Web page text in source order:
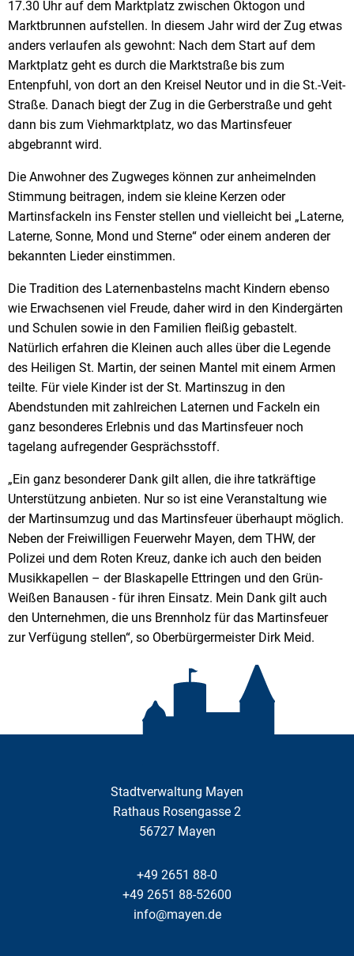
17.30 Uhr auf dem Marktplatz zwischen Oktogon und
Marktbrunnen aufstellen. In diesem Jahr wird der Zug etwas
anders verlaufen als gewohnt: Nach dem Start auf dem
Marktplatz geht es durch die Marktstraße bis zum
Entenpfuhl, von dort an den Kreisel Neutor und in die St.-Veit-
Straße. Danach biegt der Zug in die Gerberstraße und geht
dann bis zum Viehmarktplatz, wo das Martinsfeuer
abgebrannt wird.
Die Anwohner des Zugweges können zur anheimelnden
Stimmung beitragen, indem sie kleine Kerzen oder
Martinsfackeln ins Fenster stellen und vielleicht bei „Laterne,
Laterne, Sonne, Mond und Sterne“ oder einem anderen der
bekannten Lieder einstimmen.
Die Tradition des Laternenbastelns macht Kindern ebenso
wie Erwachsenen viel Freude, daher wird in den Kindergärten
und Schulen sowie in den Familien fleißig gebastelt.
Natürlich erfahren die Kleinen auch alles über die Legende
des Heiligen St. Martin, der seinen Mantel mit einem Armen
teilte. Für viele Kinder ist der St. Martinszug in den
Abendstunden mit zahlreichen Laternen und Fackeln ein
ganz besonderes Erlebnis und das Martinsfeuer noch
tagelang aufregender Gesprächsstoff.
„Ein ganz besonderer Dank gilt allen, die ihre tatkräftige
Unterstützung anbieten. Nur so ist eine Veranstaltung wie
der Martinsumzug und das Martinsfeuer überhaupt möglich.
Neben der Freiwilligen Feuerwehr Mayen, dem THW, der
Polizei und dem Roten Kreuz, danke ich auch den beiden
Musikkapellen – der Blaskapelle Ettringen und den Grün-
Weißen Banausen - für ihren Einsatz. Mein Dank gilt auch
den Unternehmen, die uns Brennholz für das Martinsfeuer
zur Verfügung stellen“, so Oberbürgermeister Dirk Meid.
Stadtverwaltung Mayen
Rathaus Rosengasse 2
56727 Mayen
+49 2651 88-0
+49 2651 88-52600
info@mayen.de